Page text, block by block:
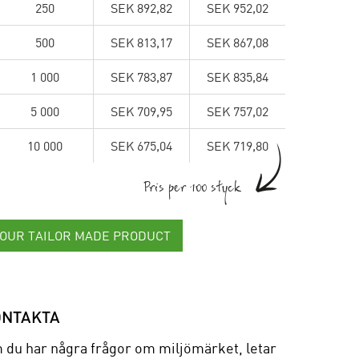
250 SEK 892,82 SEK 952,02
500 SEK 813,17 SEK 867,08
1 000 SEK 783,87 SEK 835,84
5 000 SEK 709,95 SEK 757,02
10 000 SEK 675,04 SEK 719,80
Pris per 100 styck
TAILOR MADE PRODUCT
du har några frågor om miljömärket, letar